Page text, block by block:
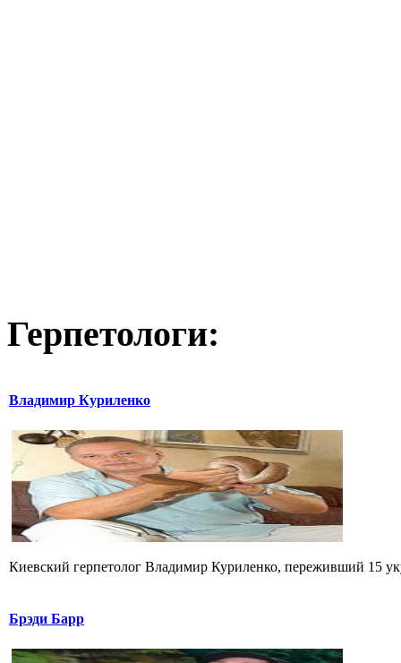
Герпетологи:
Владимир Куриленко
Киевский герпетолог Владимир Куриленко, переживший 15
Брэди Барр